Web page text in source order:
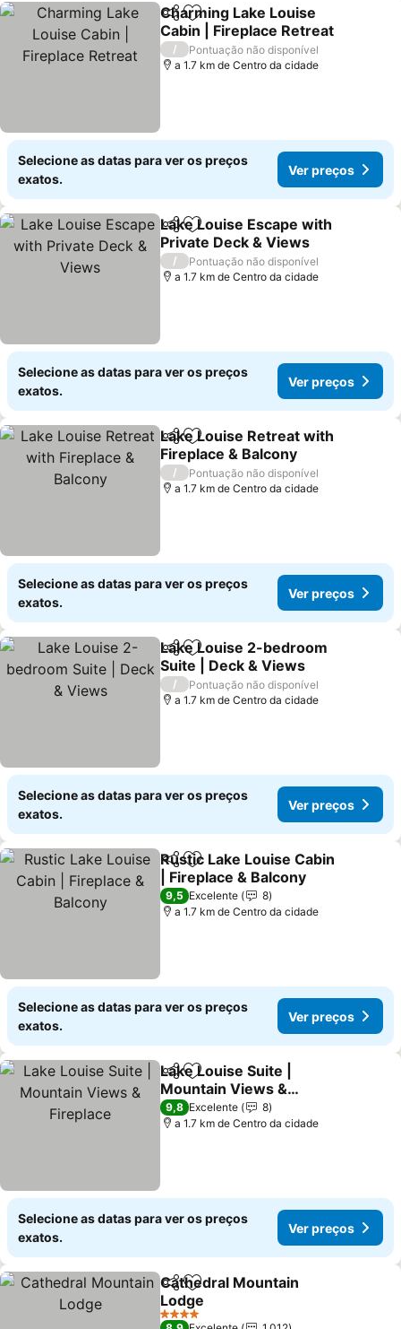
PartilharAdicionar aos favoritos
Charming Lake Louise
Cabin | Fireplace Retreat
Ver preços
/
Pontuação não disponível
a 1.7 km de Centro da cidade
Selecione as datas para ver os preços
exatos.
Ver preços
PartilharAdicionar aos favoritos
Lake Louise Escape with
Private Deck & Views
Ver preços
/
Pontuação não disponível
a 1.7 km de Centro da cidade
Selecione as datas para ver os preços
exatos.
Ver preços
PartilharAdicionar aos favoritos
Lake Louise Retreat with
Fireplace & Balcony
Ver preços
/
Pontuação não disponível
a 1.7 km de Centro da cidade
Selecione as datas para ver os preços
exatos.
Ver preços
PartilharAdicionar aos favoritos
Lake Louise 2-bedroom
Suite | Deck & Views
Ver preços
/
Pontuação não disponível
a 1.7 km de Centro da cidade
Selecione as datas para ver os preços
exatos.
Ver preços
PartilharAdicionar aos favoritos
Rustic Lake Louise Cabin
| Fireplace & Balcony
Ver preços
9,5 Excelente
8
a 1.7 km de Centro da cidade
Selecione as datas para ver os preços
exatos.
Ver preços
PartilharAdicionar aos favoritos
Lake Louise Suite |
Mountain Views &
Fireplace
Ver preços
9,8 Excelente
8
a 1.7 km de Centro da cidade
Selecione as datas para ver os preços
exatos.
Ver preços
PartilharAdicionar aos favoritos
Cathedral Mountain
Lodge
Ver preços
4 Estrelas